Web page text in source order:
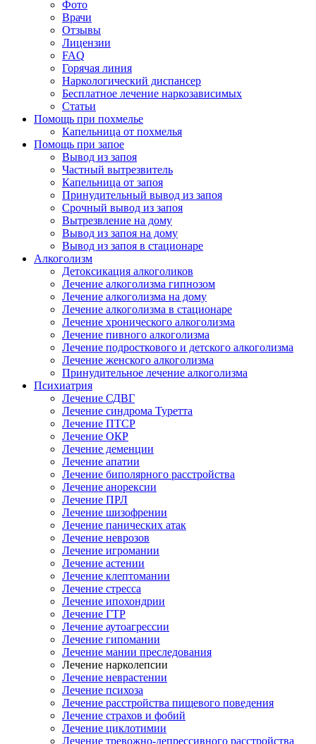
Фото
Врачи
Отзывы
Лицензии
FAQ
Горячая линия
Наркологический диспансер
Бесплатное лечение наркозависимых
Статьи
Помощь при похмелье
Капельница от похмелья
Помощь при запое
Вывод из запоя
Частный вытрезвитель
Капельница от запоя
Принудительный вывод из запоя
Срочный вывод из запоя
Вытрезвление на дому
Вывод из запоя на дому
Вывод из запоя в стационаре
Алкоголизм
Детоксикация алкоголиков
Лечение алкоголизма гипнозом
Лечение алкоголизма на дому
Лечение алкоголизма в стационаре
Лечение хронического алкоголизма
Лечение пивного алкоголизма
Лечение подросткового и детского алкоголизма
Лечение женского алкоголизма
Принудительное лечение алкоголизма
Психиатрия
Лечение СДВГ
Лечение синдрома Туретта
Лечение ПТСР
Лечение ОКР
Лечение деменции
Лечение апатии
Лечение биполярного расстройства
Лечение анорексии
Лечение ПРЛ
Лечение шизофрении
Лечение панических атак
Лечение неврозов
Лечение игромании
Лечение астении
Лечение клептомании
Лечение стресса
Лечение ипохондрии
Лечение ГТР
Лечение аутоагрессии
Лечение гипомании
Лечение мании преследования
Лечение нарколепсии
Лечение неврастении
Лечение психоза
Лечение расстройства пищевого поведения
Лечение страхов и фобий
Лечение циклотимии
Лечение тревожно-депрессивного расстройства